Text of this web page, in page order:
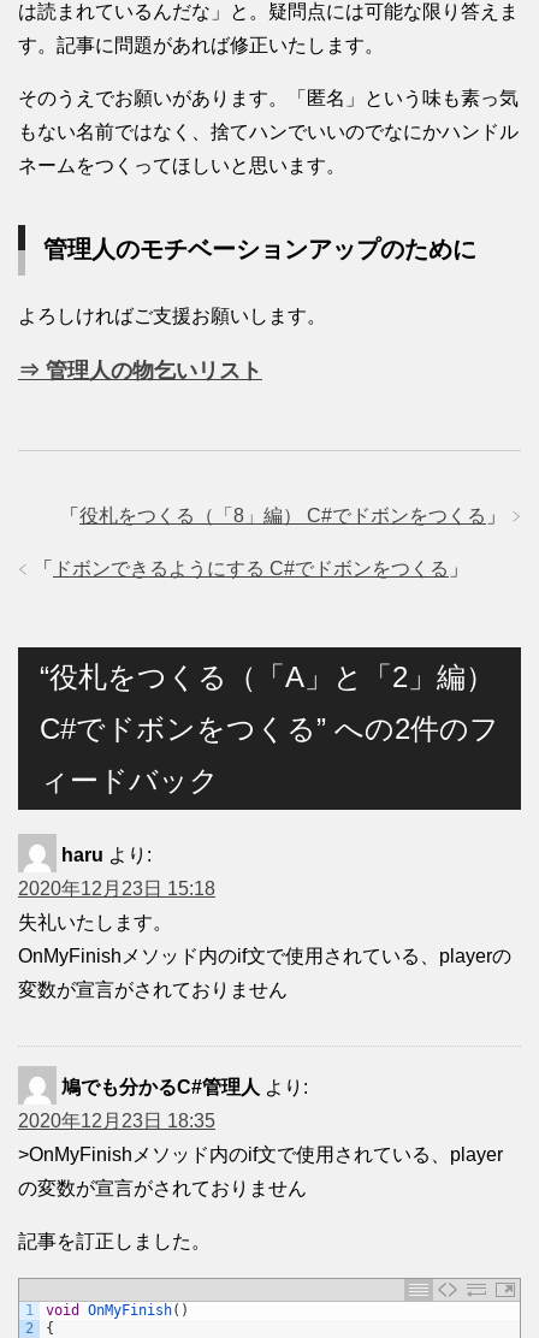
は読まれているんだな」と。疑問点には可能な限り答えま
す。記事に問題があれば修正いたします。
そのうえでお願いがあります。「匿名」という味も素っ気
もない名前ではなく、捨てハンでいいのでなにかハンドル
ネームをつくってほしいと思います。
管理人のモチベーションアップのために
よろしければご支援お願いします。
⇒ 管理人の物乞いリスト
「 役札をつくる（「8」編） C#でドボンをつくる 」
「 ドボンできるようにする C#でドボンをつくる 」
“役札をつくる（「A」と「2」編）
C#でドボンをつくる” への2件のフ
ィードバック
haru より:
2020年12月23日 15:18
失礼いたします。
OnMyFinishメソッド内のif文で使用されている、playerの
変数が宣言がされておりません
鳩でも分かるC#管理人 より:
2020年12月23日 18:35
>OnMyFinishメソッド内のif文で使用されている、player
の変数が宣言がされておりません
記事を訂正しました。
1
2
void OnMyFinish( )
{